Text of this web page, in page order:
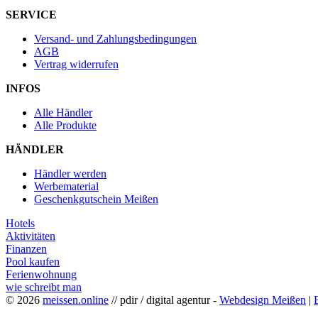
SERVICE
Versand- und Zahlungsbedingungen
AGB
Vertrag widerrufen
INFOS
Alle Händler
Alle Produkte
HÄNDLER
Händler werden
Werbematerial
Geschenkgutschein Meißen
Hotels
Aktivitäten
Finanzen
Pool kaufen
Ferienwohnung
wie schreibt man
© 2026 meissen.online // pdir / digital agentur - Webdesign Meißen |